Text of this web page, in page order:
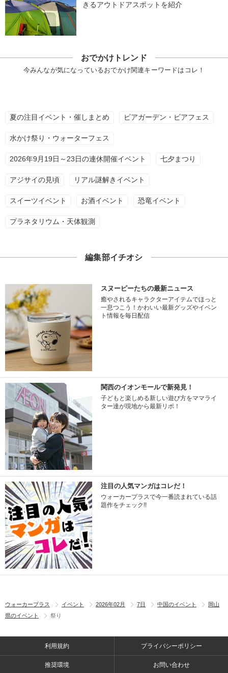
きるアウトドアスポットを紹介
おでかけトレンド
今みんなが気になっているおでかけ関連キーワードはコレ！
夏の注目イベント・催しまとめ ビアガーデン・ビアフェス
水かけ祭り・ウォーターフェス
2026年9月19日～23日の連休開催イベント 七夕まつり
アジサイの見頃 リアル謎解きイベント
スイーツイベント お酒イベント 恐竜イベント
プラネタリウム・天体観測
編集部イチオシ
スヌーピーたちの最新ニュース
癒やされるキャラクターアイテムでほっと
一息つこう！かわいい最新グッズやイベン
ト情報を毎日配信
関西のイオンモールで新発見！
子どもと楽しめる新しい遊び方をママライ
ター達が現地から最新リポ！
注目の人気マンガはコレだ！
ウォーカープラスで今一番読まれている話
題作をチェック!!
ウォーカープラス イベント 2026年02月 7日 中国のイベント
岡山
県のイベント
祭り
利用規約 プライバシーポリシー
推奨環境 お問い合わせ